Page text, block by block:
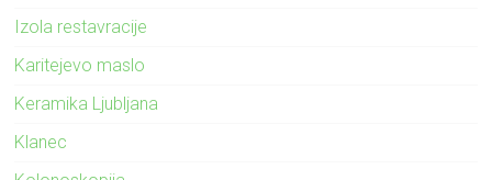
Izola restavracije
Karitejevo maslo
Keramika Ljubljana
Klanec